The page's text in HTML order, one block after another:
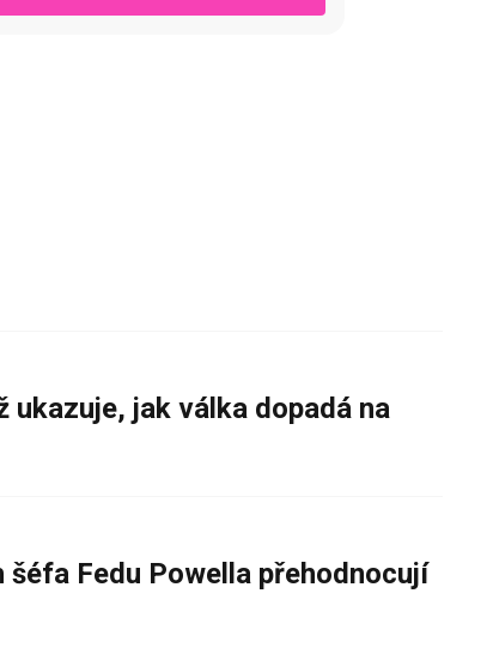
ukazuje, jak válka dopadá na
Fedu Powella přehodnocují